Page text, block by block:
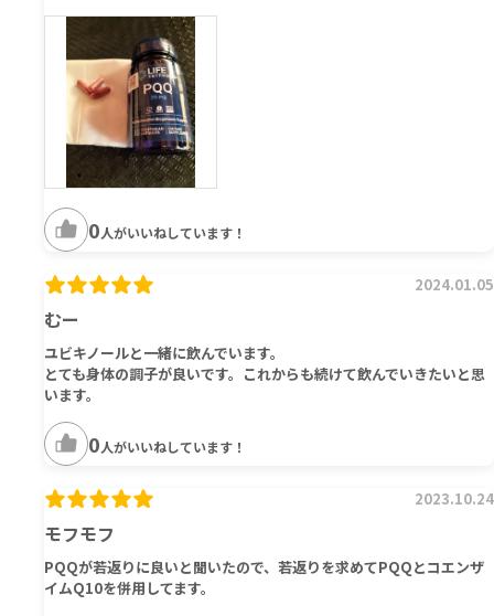
0人がいいねしています！
むー
2024.01.05
ユビキノールと一緒に飲んでいます。
とても身体の調子が良いです。これからも続けて飲んでいきたいと思
います。
0人がいいねしています！
モフモフ
2023.10.24
PQQが若返りに良いと聞いたので、若返りを求めてPQQとコエンザ
イムQ10を併用してます。